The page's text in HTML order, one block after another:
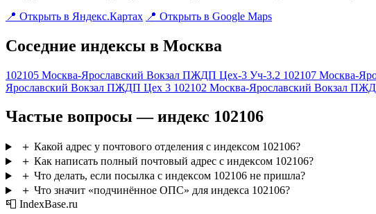
📍 Открыть в Яндекс.Картах 📍 Открыть в Google Maps
Соседние индексы в Москва
102105 Москва-Ярославский Вокзал ПЖДП Цех-3 Уч-3.2 102107 Москва-
Ярославский Вокзал ПЖДП Цех 3 102102 Москва-Ярославский Вокзал
Частые вопросы — индекс 102106
＋ Какой адрес у почтового отделения с индексом 102106?
＋ Как написать полный почтовый адрес с индексом 102106?
＋ Что делать, если посылка с индексом 102106 не пришла?
＋ Что значит «подчинённое ОПС» для индекса 102106?
📮 IndexBase.ru